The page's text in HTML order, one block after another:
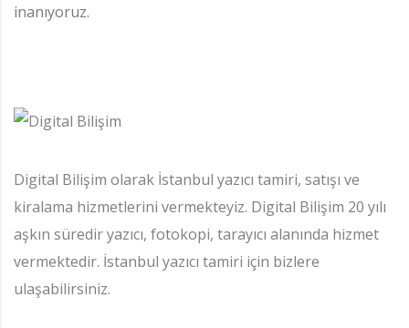
inanıyoruz.
Digital Bilişim olarak İstanbul yazıcı tamiri, satışı ve
kiralama hizmetlerini vermekteyiz. Digital Bilişim 20 yılı
aşkın süredir yazıcı, fotokopi, tarayıcı alanında hizmet
vermektedir. İstanbul yazıcı tamiri için bizlere
ulaşabilirsiniz.